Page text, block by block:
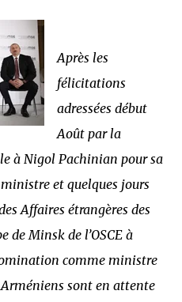
Après les
félicitations
adressées début
Août par la
à Nigol Pachinian pour sa
et quelques jours
Affaires étrangères des
de Minsk de l’OSCE à
comme ministre
sont en attente